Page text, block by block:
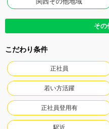
その
こだわり条件
正社員
若い方活躍
正社員登用有
駅近